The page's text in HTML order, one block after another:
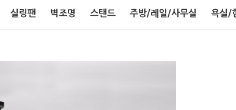
실링팬 벽조명 스탠드 주방/레일/사무실 욕실/